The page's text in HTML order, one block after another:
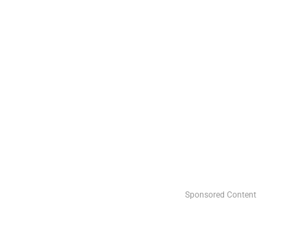
Sponsored Content